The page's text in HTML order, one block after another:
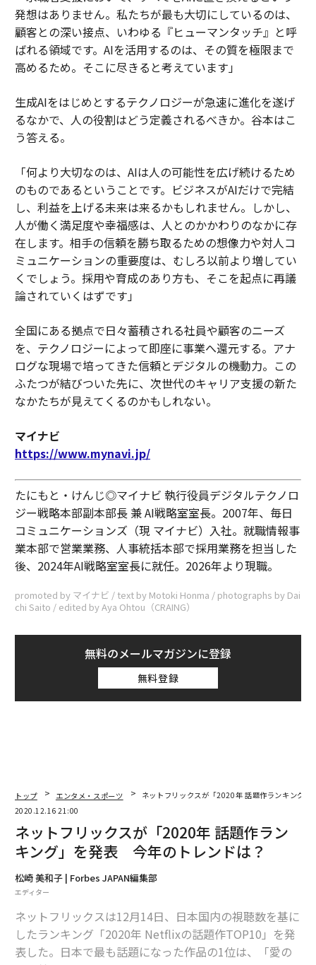
発想はありません。私たちが最も大切にしているのは、
顧客との深い接点、いわゆる『ヒューマンタッチ』と呼
ばれる領域です。AIを活用するのは、その質を極限まで
高めるため。そこに尽きると考えています」
生成AIをはじめとするテクノロジーが急速に進化を遂げ
るなかで、人の役割はどう定義されるべきか。谷本はこ
う答える。
「何より大切なのは、AIは人の可能性を広げ続けるため
のものであるということです。ビジネスがAIだけで完結
し、利益を上げる未来は来るかもしれません。しかし、
人が働く満足度や幸福感は、人とのかかわりのなかに存
在します。相手の信頼を勝ち取るための想像力や対人コ
ミュニケーションの重要度は、むしろ以前より増してい
くでしょう。採用や育成のあり方も、そこを起点に再議
論されていくはずです」
全国にある拠点で日々蓄積される社員や顧客のニーズ
を、テクノロジーによって即座に事業へ還元する。アナ
ログな現場で培ってきた信頼とデジタルの機動力。この
ふたつが結びついた先に、次世代のキャリア支援の新た
なかたちが見えてくるのかもしれない。
マイナビ
https://www.mynavi.jp/
たにもと・けんじ◎マイナビ 執行役員デジタルテクノロ
ジー戦略本部副本部長 兼 AI戦略室室長。2007年、毎日
コミュニケーションズ（現 マイナビ）入社。就職情報事
業本部で営業業務、人事統括本部で採用業務を担当した
後、2024年AI戦略室室長に就任。2026年より現職。
promoted by マイナビ / text by Motoki Honma / photographs by Dai
chi Saito / edited by Aya Ohtou（CRAING）
無料のメールマガジンに登録
無料登録
トップ エンタメ・スポーツ
ネットフリックスが「2020年 話題作ランキング
2020.12.16 21:00
ネットフリックスが「2020年 話題作ラン
キング」を発表 今年のトレンドは？
松崎 美和子 | Forbes JAPAN編集部
エディター
ネットフリックスは12月14日、日本国内の視聴数を基に
したランキング「2020年 Netflixの話題作TOP10」を発
表した。日本で最も話題になった作品の1位は、「愛の